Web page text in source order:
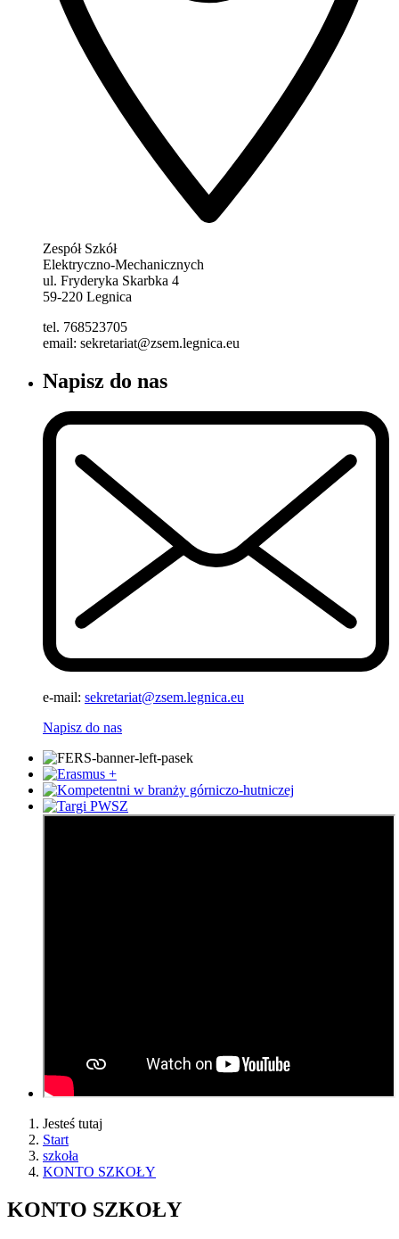
Zespół Szkół
Elektryczno-Mechanicznych
ul. Fryderyka Skarbka 4
59-220 Legnica
tel. 768523705
email: sekretariat@zsem.legnica.eu
Napisz do nas
e-mail: sekretariat@zsem.legnica.eu
Napisz do nas
Jesteś tutaj
Start
szkoła
KONTO SZKOŁY
KONTO SZKOŁY